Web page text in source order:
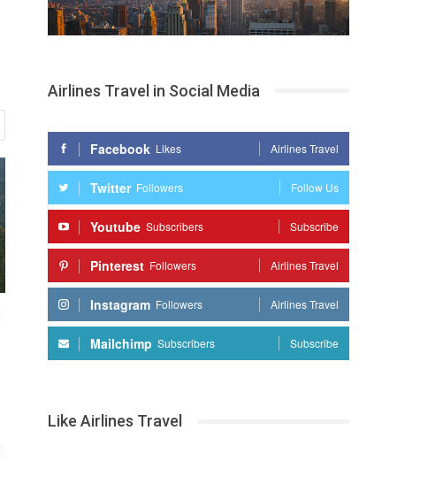
Airlines Travel in Social Media
Facebook Likes Airlines Travel
Twitter Followers Follow Us
Youtube Subscribers Subscribe
Pinterest Followers Airlines Travel
Instagram Followers Airlines Travel
Mailchimp Subscribers Subscribe
Like Airlines Travel